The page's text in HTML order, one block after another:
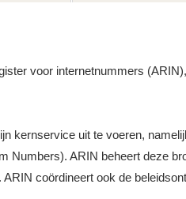
voor internetnummers
kernservice uit te voeren,
Numbers). ARIN beheert deze
ARIN coördineert ook de